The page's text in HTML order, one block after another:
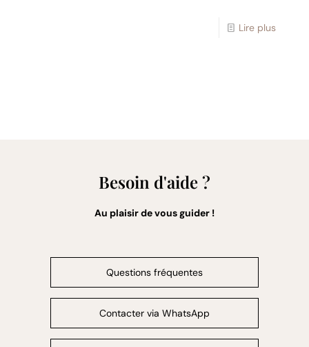
Lire plus
Besoin d'aide ?
Au plaisir de vous guider !
Questions fréquentes
Contacter via WhatsApp